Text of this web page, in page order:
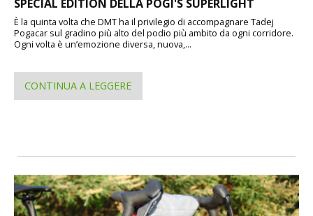
SPECIAL EDITION DELLA POGI'S SUPERLIGHT
È la quinta volta che DMT ha il privilegio di accompagnare Tadej
Pogacar sul gradino più alto del podio più ambito da ogni corridore.
Ogni volta è un’emozione diversa, nuova,...
CONTINUA A LEGGERE